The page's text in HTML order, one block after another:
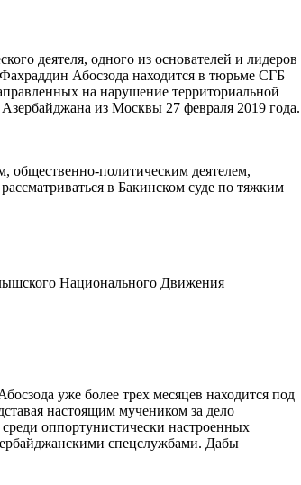
деятеля, одного из основателей и лидеров
Абосзода находится в тюрьме СГБ
на нарушение территориальной
из Москвы 27 февраля 2019 года.
общественно-политическим деятелем,
в Бакинском суде по тяжким
Национального Движения
уже более трех месяцев находится под
настоящим мучеником за дело
оппортунистически настроенных
спецслужбами. Дабы